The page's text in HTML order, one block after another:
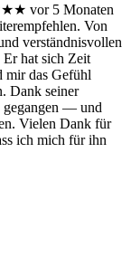
vor 5 Monaten
Von
verständnisvollen
hat sich Zeit
mir das Gefühl
Dank seiner
gegangen — und
Vielen Dank für
ich mich für ihn